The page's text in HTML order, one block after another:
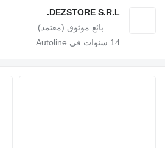
DEZSTORE S.R.L.
سنوات في Autoline